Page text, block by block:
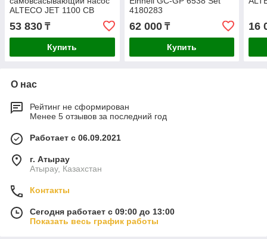
ALTECO JET 1100 CB
53 830 ₸
Купить
4180283
62 000₸
Купить
16
О нас
Рейтинг не сформирован
Менее 5 отзывов за последний год
Работает с 06.09.2021
г. Атырау
Атырау, Казахстан
Контакты
Сегодня работает с 09:00 до 13:00
Показать весь график работы